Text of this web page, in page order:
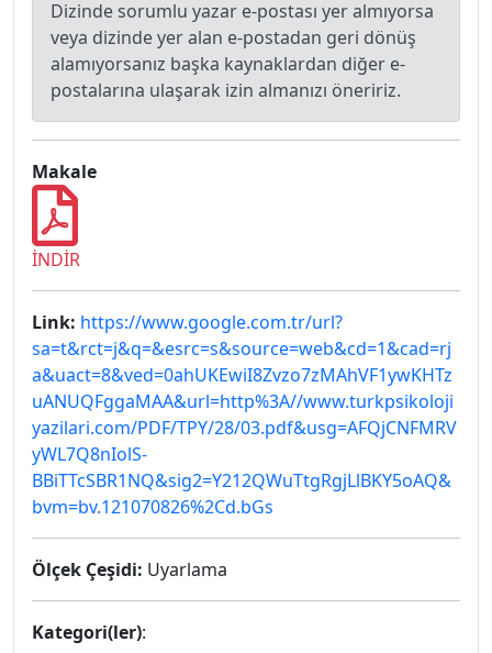
Dizinde sorumlu yazar e-postası yer almıyorsa
veya dizinde yer alan e-postadan geri dönüş
alamıyorsanız başka kaynaklardan diğer e-
postalarına ulaşarak izin almanızı öneririz.
Makale
İNDİR
Link: https://www.google.com.tr/url?
sa=t&rct=j&q=&esrc=s&source=web&cd=1&cad=rj
a&uact=8&ved=0ahUKEwiI8Zvzo7zMAhVF1ywKHTz
uANUQFggaMAA&url=http%3A//www.turkpsikoloji
yazilari.com/PDF/TPY/28/03.pdf&usg=AFQjCNFMRV
yWL7Q8nIolS-
BBiTTcSBR1NQ&sig2=Y212QWuTtgRgjLlBKY5oAQ&
bvm=bv.121070826%2Cd.bGs
Ölçek Çeşidi: Uyarlama
Kategori(ler):